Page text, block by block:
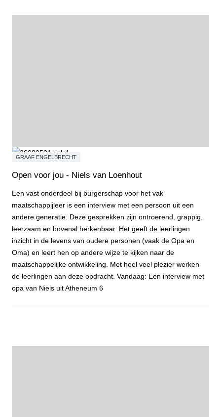
GRAAF ENGELBRECHT
Open voor jou - Niels van Loenhout
Een vast onderdeel bij burgerschap voor het vak
maatschappijleer is een interview met een persoon uit een
andere generatie. Deze gesprekken zijn ontroerend, grappig,
leerzaam en bovenal herkenbaar. Het geeft de leerlingen
inzicht in de levens van oudere personen (vaak de Opa en
Oma) en leert hen op andere wijze te kijken naar de
maatschappelijke ontwikkeling. Met heel veel plezier werken
de leerlingen aan deze opdracht. Vandaag: Een interview met
opa van Niels uit Atheneum 6